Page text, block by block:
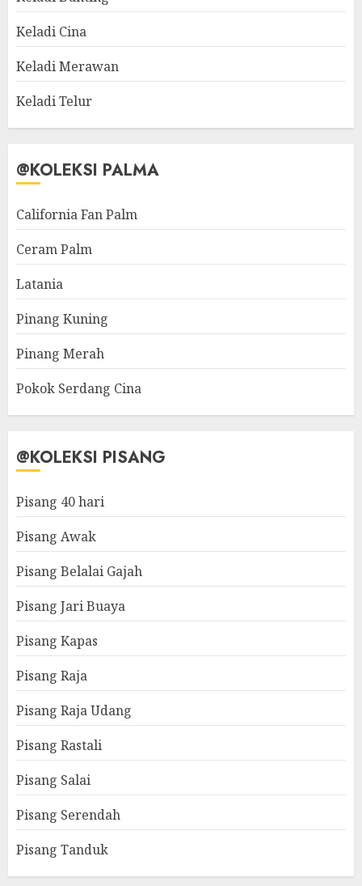
Keladi Cina
Keladi Merawan
Keladi Telur
@KOLEKSI PALMA
California Fan Palm
Ceram Palm
Latania
Pinang Kuning
Pinang Merah
Pokok Serdang Cina
@KOLEKSI PISANG
Pisang 40 hari
Pisang Awak
Pisang Belalai Gajah
Pisang Jari Buaya
Pisang Kapas
Pisang Raja
Pisang Raja Udang
Pisang Rastali
Pisang Salai
Pisang Serendah
Pisang Tanduk